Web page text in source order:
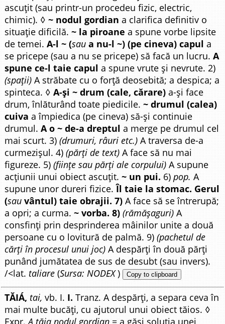
ascuțit (sau printr-un procedeu fizic, electric,
chimic). ◊~ nodul gordiana clarifica definitiv o
situație dificilă.~ la piroane a spune vorbe lipsite
de temei.A-l ~ (sau a nu-l ~) (pe cineva) capula
se pricepe (sau a nu se pricepe) să facă un lucru.A
spune ce-l taie capula spune vrute și nevrute. 2)
(spații) A străbate cu o forță deosebită; a despica; a
spinteca. ◊A-și ~ drum (cale, cărare) a-și face
drum, înlăturând toate piedicile.~ drumul (calea)
cuiva a împiedica (pe cineva) să-și continuie
drumul.A o ~ de-a dreptul a merge pe drumul cel
mai scurt. 3)(drumuri, râuri etc.)A traversa de-a
curmezișul. 4) (părți de text) A face să nu mai
figureze. 5)(ființe sau părți ale corpului) A supune
acțiunii unui obiect ascuțit.~ un pui. 6)pop.A
supune unor dureri fizice.Îl taie la stomac. Gerul
(sau vântul) taie obrajii. 7) A face să se întrerupă;
a opri; a curma.~ vorba. 8) (rămășaguri) A
consfinți prin desprinderea mâinilor unite a două
persoane cu o lovitură de palmă. 9)(pachetul de
cărți în procesul unui joc) A despărți în două părți
punând jumătatea de sus de desubt (sau invers).
/<lat. taliare (Sursa: NODEX) Copy to clipboard
TĂIÁ, tai, vb. I. I. Tranz. A despărți, a separa ceva în
mai multe bucăți, cu ajutorul unui obiect tăios. ◊
Expr.A tăia nodul gordian = a găsi soluția unei